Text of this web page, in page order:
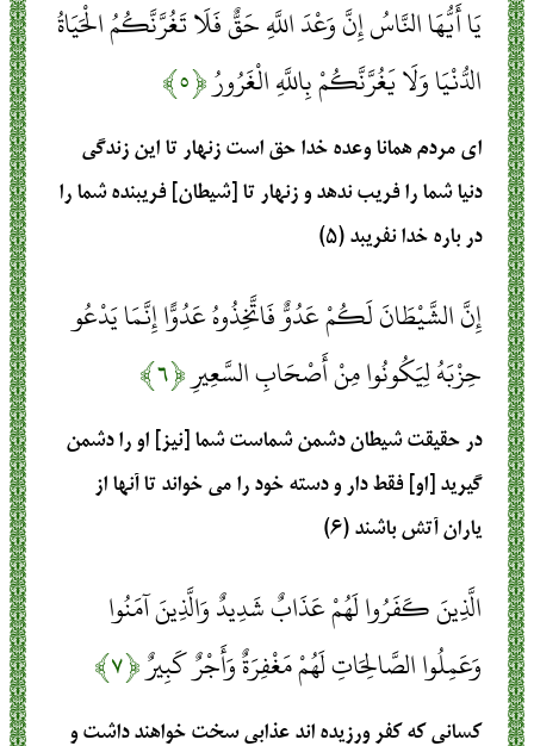
يَا أَيُّهَا النَّاسُ إِنَّ وَعْدَ اللَّهِ حَقٌّ فَلَا تَغُرَّنَّكُمُ الْحَيَاةُ
الدُّنْيَا وَلَا يَغُرَّنَّكُمْ بِاللَّهِ الْغَرُورُ﴿۵﴾
اى مردم همانا وعده خدا حق است زنهار تا اين زندگى
دنيا شما را فريب ندهد و زنهار تا [شيطان] فريبنده شما را
در باره خدا نفريبد (۵)
إِنَّ الشَّيْطَانَ لَكُمْ عَدُوٌّ فَاتَّخِذُوهُ عَدُوًّا إِنَّمَا يَدْعُو
حِزْبَهُ لِيَكُونُوا مِنْ أَصْحَابِ السَّعِيرِ﴿۶﴾
در حقيقت‏ شيطان دشمن شماست‏ شما [نيز] او را دشمن
گيريد [او] فقط دار و دسته خود را مى‏ خواند تا آنها از
ياران آتش باشند (۶)
الَّذِينَ كَفَرُوا لَهُمْ عَذَابٌ شَدِيدٌ وَالَّذِينَ آمَنُوا
وَعَمِلُوا الصَّالِحَاتِ لَهُمْ مَغْفِرَةٌ وَأَجْرٌ كَبِيرٌ﴿۷﴾
كسانى كه كفر ورزيده‏ اند عذابى سخت‏ خواهند داشت و